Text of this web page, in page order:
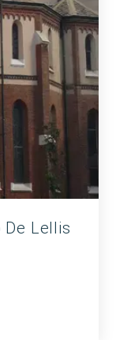
Lellis